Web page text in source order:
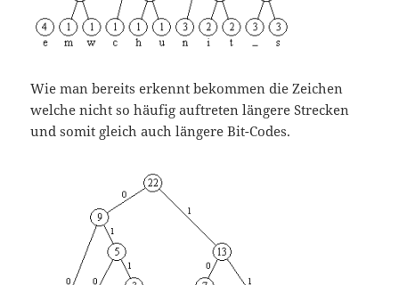
Wie man bereits erkennt bekommen die Zeichen
welche nicht so häufig auftreten längere Strecken
und somit gleich auch längere Bit-Codes.